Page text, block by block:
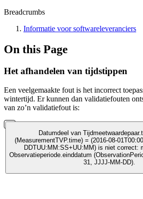
Breadcrumbs
Informatie voor softwareleveranciers
On this Page
Het afhandelen van tijdstippen
Een veelgemaakte fout is het incorrect
wintertijd. Er kunnen dan validatiefouten
van zo’n validatiefout is:
Datumdeel van
(MeasurementTVP.time) = (2016-08-
DDTUU:MM:SS+UU:MM) is niet correct:
Observatieperiode.einddatum
31, JJJJ-MM-DD).